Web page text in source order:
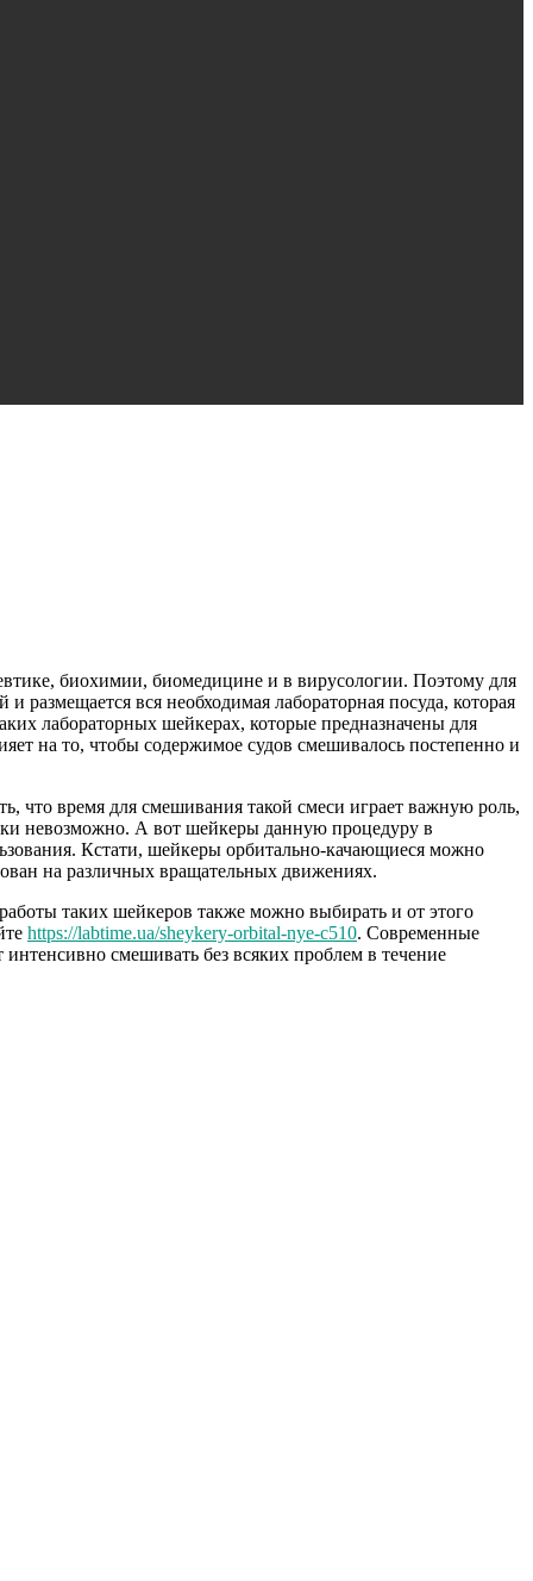
биохимии, биомедицине и в вирусологии. Поэтому для
размещается вся необходимая лабораторная посуда, которая
лабораторных шейкерах, которые предназначены для
на то, чтобы содержимое судов смешивалось постепенно и
что время для смешивания такой смеси играет важную роль,
невозможно. А вот шейкеры данную процедуру в
Кстати, шейкеры орбитально-качающиеся можно
на различных вращательных движениях.
таких шейкеров также можно выбирать и от этого
https://labtime.ua/sheykery-orbital-nye-c510. Современные
смешивать без всяких проблем в течение